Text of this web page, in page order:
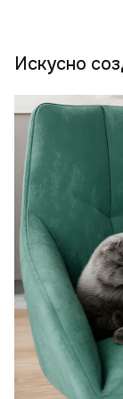
Искусно